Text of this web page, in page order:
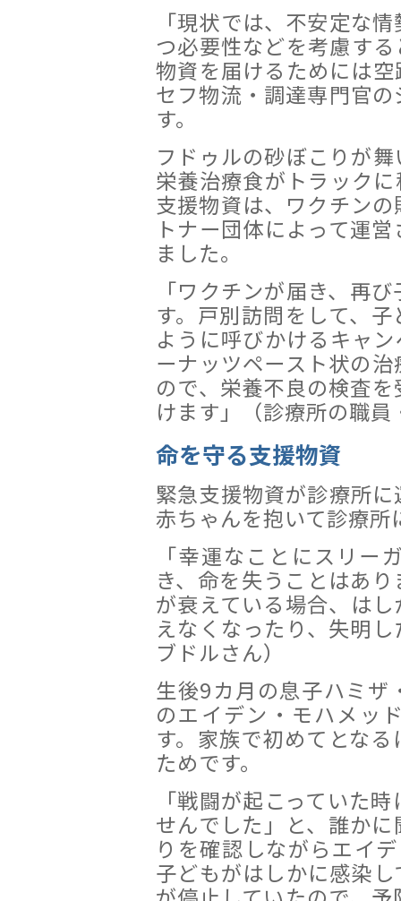
「現状では、不安定な
つ必要性などを考慮す
物資を届けるためには
セフ物流・調達専門官
す。
フドゥルの砂ぼこりが
栄養治療食がトラック
支援物資は、ワクチン
トナー団体によって運
ました。
「ワクチンが届き、再
す。戸別訪問をして、
ように呼びかけるキャ
ーナッツペースト状の
ので、栄養不良の検査
けます」（診療所の職
命を守る支援物資
緊急支援物資が診療所
赤ちゃんを抱いて診療
「幸運なことにスリー
き、命を失うことはあ
が衰えている場合、は
えなくなったり、失明
ブドルさん）
生後9カ月の息子ハミザ
のエイデン・モハメッ
す。家族で初めてとな
ためです。
「戦闘が起こっていた
せんでした」と、誰か
りを確認しながらエイ
子どもがはしかに感染